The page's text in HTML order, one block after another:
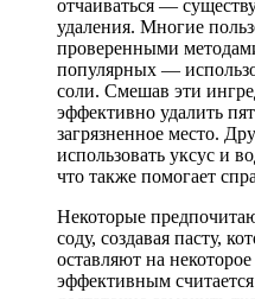
отчаиваться —
удаления. Многие
проверенными
популярных —
соли. Смешав эти
эффективно удалить
загрязненное место.
использовать уксус и
что также помогает
Некоторые
соду, создавая пасту,
оставляют на
эффективным